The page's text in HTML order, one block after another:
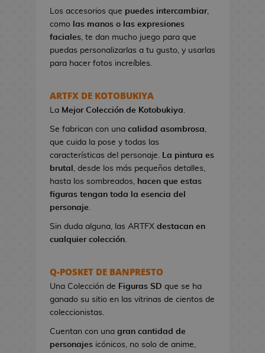
e
s
d
e
V
e
o
g
o
e
c
s
d
e
Los accesorios que puedes intercambiar,
como las manos o las expresiones
faciales, te dan mucho juego para que
puedas personalizarlas a tu gusto, y usarlas
para hacer fotos increíbles.
ARTFX DE KOTOBUKIYA
La Mejor Colección de Kotobukiya.
Se fabrican con una calidad asombrosa,
que cuida la pose y todas las
características del personaje. La pintura es
brutal , desde los más pequeños detalles,
hasta los sombreados, hacen que estas
figuras tengan toda la esencia del
personaje.
Sin duda alguna, las ARTFX destacan en
cualquier colección.
Q-POSKET DE BANPRESTO
Una Colección de Figuras SD que se ha
ganado su sitio en las vitrinas de cientos de
coleccionistas.
Cuentan con una gran cantidad de
personajes icónicos, no solo de anime,